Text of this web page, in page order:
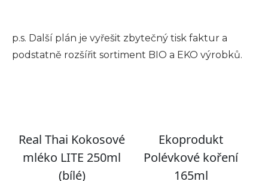
p.s. Další plán je vyřešit zbytečný tisk faktur a
podstatně rozšířit sortiment BIO a EKO výrobků.